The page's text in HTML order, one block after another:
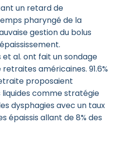
un retard de
pharyngé de la
gestion du bolus
et al. ont fait un sondage
américaines. 91.6%
proposaient
liquides comme stratégie
dysphagies avec un taux
épaissis allant de 8% des